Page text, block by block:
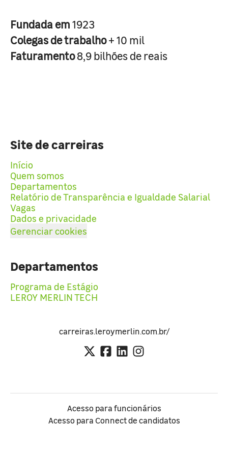
Fundada em1923
Colegas de trabalho+ 10 mil
Faturamento8,9 bilhões de reais
Site de carreiras
Início
Quem somos
Departamentos
Relatório de Transparência e Igualdade Salarial
Vagas
Dados e privacidade
Gerenciar cookies
Departamentos
Programa de Estágio
LEROY MERLIN TECH
carreiras.leroymerlin.com.br/
Acesso para funcionários
Acesso para Connect de candidatos